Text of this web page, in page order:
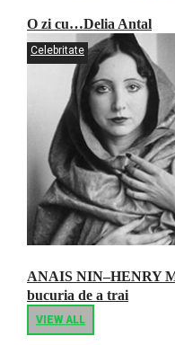
O zi cu…Delia Antal
Celebritate
ANAIS NIN–HENRY
bucuria de a trai
VIEW ALL